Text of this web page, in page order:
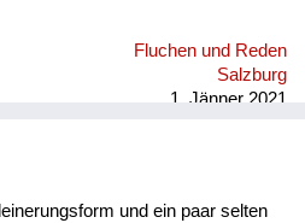
Fluchen und Reden
Salzburg
1. Jänner 2021
und ein paar selten